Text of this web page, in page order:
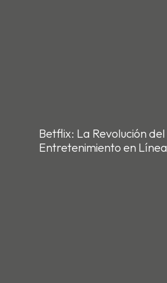
Betflix: La Revolución del
Entretenimiento en Línea